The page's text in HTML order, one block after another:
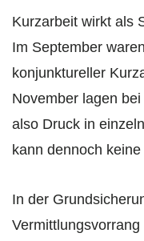
Kurzarbeit wirkt als
Im September
konjunktureller
November lagen
also Druck in
kann dennoch
In der